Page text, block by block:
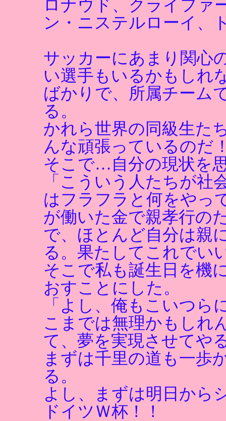
ロナウド、クライファ
ン・ニステルローイ、
サッカーにあまり関心
い選手もいるかもしれ
ばかりで、所属チーム
る。
かれら世界の同級生た
んな頑張っているのだ
そこで…自分の現状を
「こういう人たちが社
はフラフラと何をやっ
が働いた金で親孝行の
で、ほとんど自分は親
る。果たしてこれでい
そこで私も誕生日を機
おすことにした。
「よし、俺もこいつら
こまでは無理かもしれ
て、夢を実現させてや
まずは千里の道も一歩
る。
よし、まずは明日から
ドイツＷ杯！！